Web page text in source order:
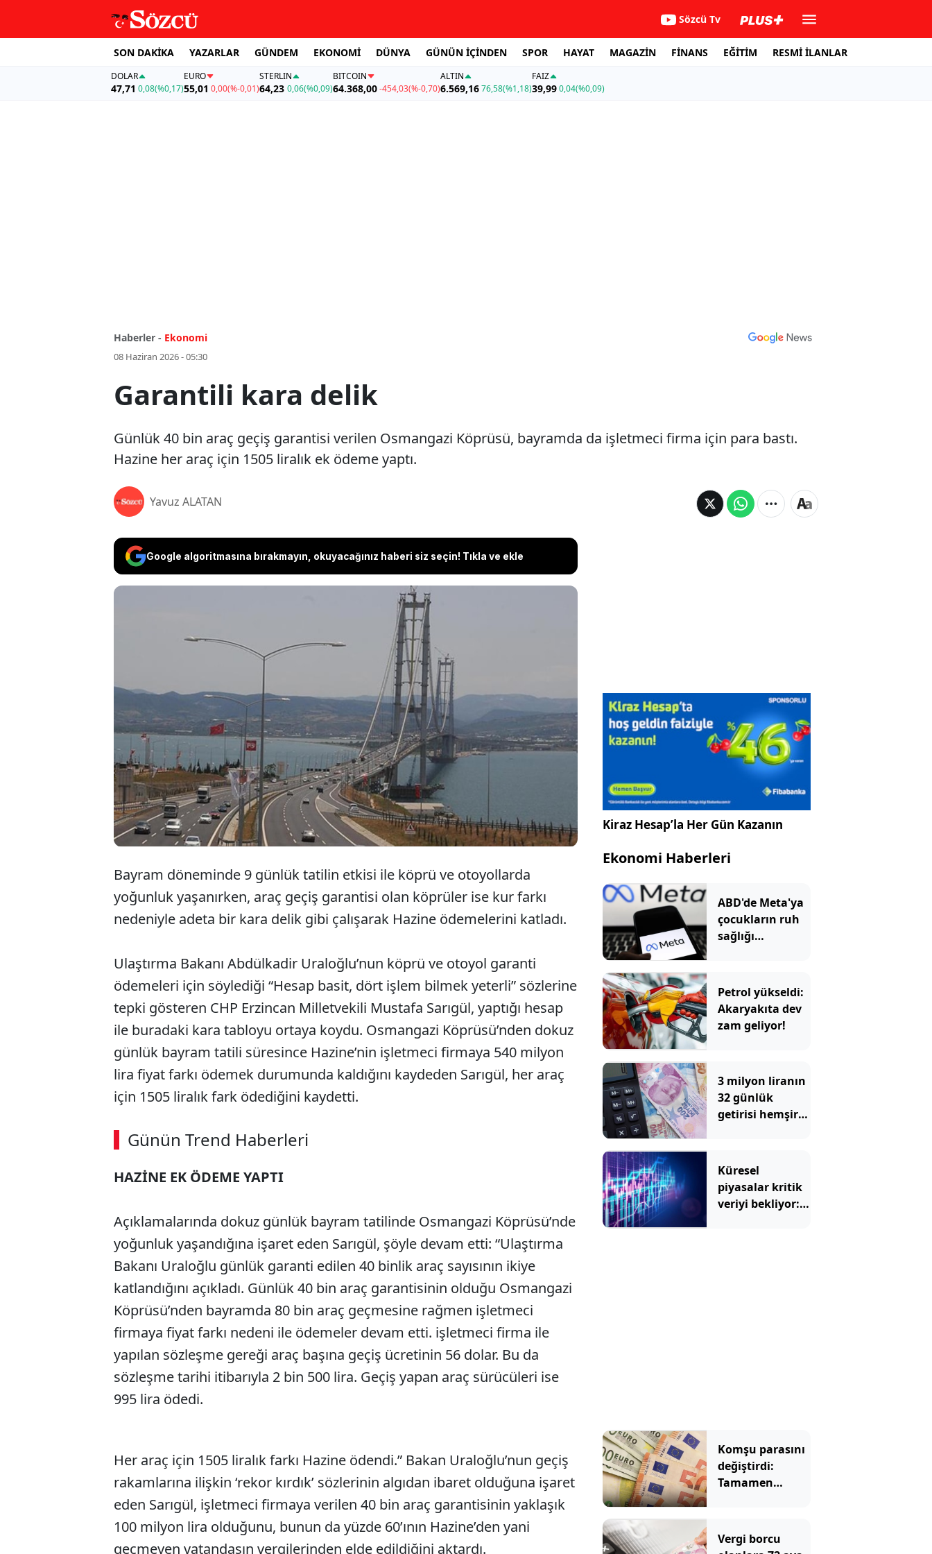
Sözcü Tv
SON DAKİKA YAZARLAR GÜNDEM EKONOMİ DÜNYA GÜNÜN İÇİNDEN SPOR HAYAT MAGAZİN FİNANS EĞİTİM RESMİ İLANLAR
DOLAR
47,71 0,08(%0,17)
EURO
55,01 0,00(%-0,01)
STERLIN
64,23 0,06(%0,09)
BITCOIN
64.368,00-454,03(%-0,70)
ALTIN
6.569,1676,58(%1,18)
FAİZ
39,990,04(%0,09)
Haberler - Ekonomi
08 Haziran 2026 - 05:30
Garantili kara delik
Günlük 40 bin araç geçiş garantisi verilen Osmangazi Köprüsü, bayramda da işletmeci firma için para bastı.
Hazine her araç için 1505 liralık ek ödeme yaptı.
Yavuz ALATAN
Google algoritmasına bırakmayın, okuyacağınız haberi siz seçin! Tıkla ve ekle
Günlük 40 bin araç geçiş garantisi verilen Osmangazi
Köprüsü, bayramda da işletmeci firma için para bastı.
Hazine her araç için 1505 liralık ek ödeme yaptı.
Bayram döneminde 9 günlük tatilin etkisi ile köprü ve otoyollarda
yoğunluk yaşanırken, araç geçiş garantisi olan köprüler ise kur farkı
nedeniyle adeta bir kara delik gibi çalışarak Hazine ödemelerini katladı.
Ulaştırma Bakanı Abdülkadir Uraloğlu’nun köprü ve otoyol garanti
ödemeleri için söylediği “Hesap basit, dört işlem bilmek yeterli” sözlerine
tepki gösteren CHP Erzincan Milletvekili Mustafa Sarıgül, yaptığı hesap
ile buradaki kara tabloyu ortaya koydu. Osmangazi Köprüsü’nden dokuz
günlük bayram tatili süresince Hazine’nin işletmeci firmaya 540 milyon
lira fiyat farkı ödemek durumunda kaldığını kaydeden Sarıgül, her araç
için 1505 liralık fark ödediğini kaydetti.
Günün Trend Haberleri
HAZİNE EK ÖDEME YAPTI
Açıklamalarında dokuz günlük bayram tatilinde Osmangazi Köprüsü’nde
yoğunluk yaşandığına işaret eden Sarıgül, şöyle devam etti: “Ulaştırma
Bakanı Uraloğlu günlük garanti edilen 40 binlik araç sayısının ikiye
katlandığını açıkladı. Günlük 40 bin araç garantisinin olduğu Osmangazi
Köprüsü’nden bayramda 80 bin araç geçmesine rağmen işletmeci
firmaya fiyat farkı nedeni ile ödemeler devam etti. işletmeci firma ile
yapılan sözleşme gereği araç başına geçiş ücretinin 56 dolar. Bu da
sözleşme tarihi itibarıyla 2 bin 500 lira. Geçiş yapan araç sürücüleri ise
995 lira ödedi.
Her araç için 1505 liralık farkı Hazine ödendi.” Bakan Uraloğlu’nun geçiş
rakamlarına ilişkin ‘rekor kırdık’ sözlerinin algıdan ibaret olduğuna işaret
eden Sarıgül, işletmeci firmaya verilen 40 bin araç garantisinin yaklaşık
100 milyon lira olduğunu, bunun da yüzde 60’ının Hazine’den yani
geçmeyen vatandaşın vergilerinden elde edildiğini aktardı.
Kiraz Hesap’la Her Gün Kazanın
Ekonomi Haberleri
ABD'de Meta'ya
çocukların ruh
sağlığı
ceza
Petrol yükseldi:
Akaryakıta dev
zam geliyor!
3 milyon liranın
32 günlük
getirisi hemşire
Küresel
piyasalar kritik
veriyi bekliyor:
Komşu parasını
değiştirdi:
Tamamen
Vergi borcu